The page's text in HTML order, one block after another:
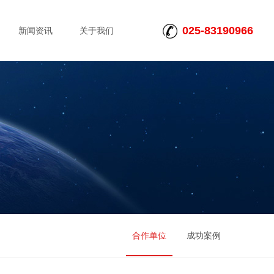
新闻资讯 关于我们 025-83190966
合作单位 成功案例